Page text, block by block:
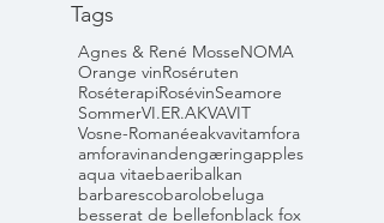
Tags
Agnes & René MosseNOMA
Orange vinRoséruten
RoséterapiRosévinSeamore
SommerVI.ER.AKVAVIT
Vosne-Romanéeakvavitamfora
amforavinandengæringapples
aqua vitaebaeribalkan
barbarescobarolobeluga
besserat de bellefonblack fox